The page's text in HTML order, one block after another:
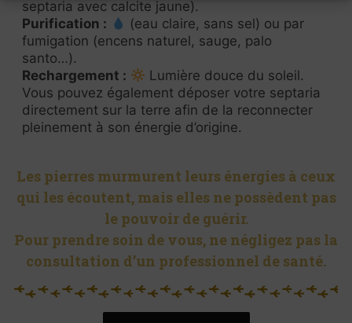
septaria avec calcite jaune).
Purification :
(eau claire, sans sel) ou par
fumigation (encens naturel, sauge, palo
santo…).
Rechargement :
Lumière douce du soleil.
Vous pouvez également déposer votre septaria
directement sur la terre afin de la reconnecter
pleinement à son énergie d’origine.
Les pierres murmurent leurs énergies à ceux
qui les écoutent, mais elles ne possèdent pas
le pouvoir de guérir.
Pour prendre soin de vous, ne négligez pas la
consultation d’un professionnel de santé.